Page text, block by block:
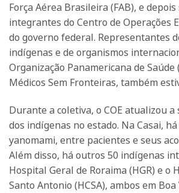
Força Aérea Brasileira (FAB), e
integrantes do Centro de Operações
do governo federal. Representantes
indígenas e de organismos
Organização Panamericana de Saúde
Médicos Sem Fronteiras, também
Durante a coletiva, o COE atualizou a
dos indígenas no estado. Na Casai,
yanomami, entre pacientes e seus
Além disso, há outros 50 indígenas
Hospital Geral de Roraima (HGR) e o
Santo Antonio (HCSA), ambos em Boa